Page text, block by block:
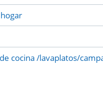
cocina /lavaplatos/